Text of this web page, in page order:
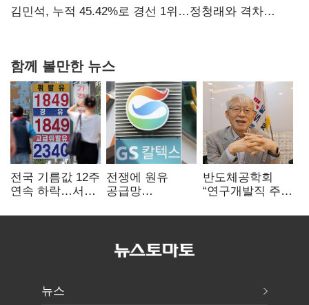
탈환'(종합)
김민석, 누적 45.42%로 경선 1위…정청래와 격차
함께 볼만한 뉴스
전국 기름값 12주
연속 하락…서울
전쟁에 원유
공급망
정유, 에너지안보
반도체공학회
“연구개발직 주
개선해야”
뉴스